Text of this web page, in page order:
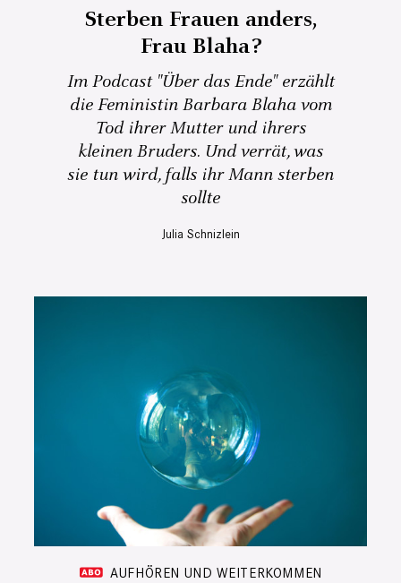
Sterben Frauen anders,
Frau Blaha?
Im Podcast "Über das Ende" erzählt
die Feministin Barbara Blaha vom
Tod ihrer Mutter und ihrers
kleinen Bruders. Und verrät, was
sie tun wird, falls ihr Mann sterben
sollte
Julia Schnizlein
AUFHÖREN UND WEITERKOMMEN